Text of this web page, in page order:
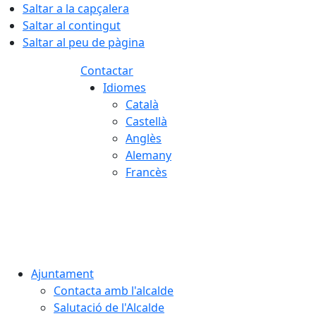
Saltar a la capçalera
Saltar al contingut
Saltar al peu de pàgina
Contactar
Idiomes
Català
Castellà
Anglès
Alemany
Francès
Ajuntament
Contacta amb l'alcalde
Salutació de l'Alcalde